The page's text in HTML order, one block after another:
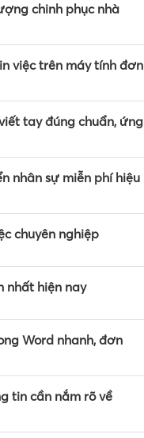
chinh phục nhà
việc trên máy tính đơn
tay đúng chuẩn, ứng
nhân sự miễn phí hiệu
chuyên nghiệp
nhất hiện nay
Word nhanh, đơn
tin cần nắm rõ về